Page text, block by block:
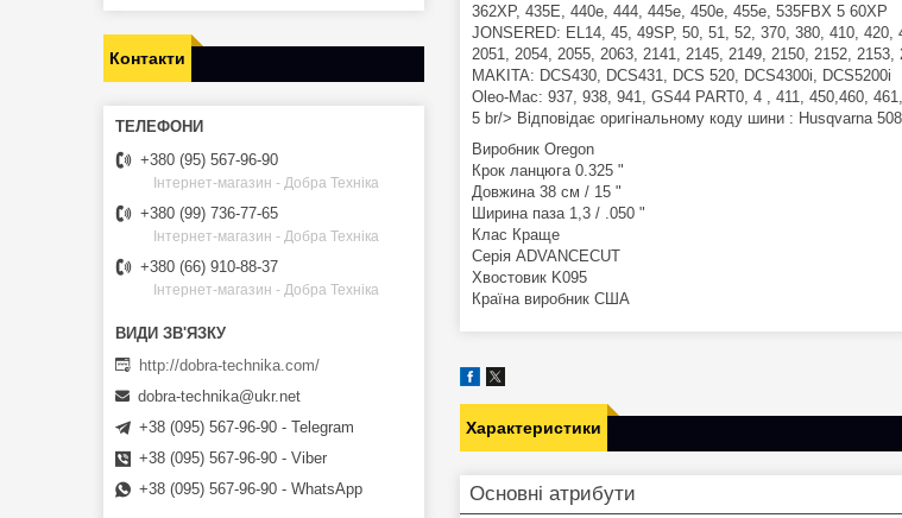
362XP, 435E, 440e, 444, 445e, 450e, 455e, 535FBX 5 60XP
JONSERED: EL14, 45, 49SP, 50, 51, 52, 370, 380, 410,
2051, 2054, 2055, 2063, 2141, 2145, 2149, 2150, 2152,
MAKITA: DCS430, DCS431, DCS 520, DCS4300i, DCS5200i
Oleo-Mac: 937, 938, 941, GS44 PART0, 4 , 411, 450,460,
5 br/> Відповідає оригінальному коду шини : Husqvarna
Виробник Oregon
Крок ланцюга 0.325 "
Довжина 38 см / 15 "
Ширина паза 1,3 / .050 "
Клас Краще
Серія ADVANCECUT
Хвостовик K095
Країна виробник США
Характеристики
Основні атрибути
Контакти
+380 (95) 567-96-90
Інтернет-магазин - Добра Техніка
+380 (99) 736-77-65
Інтернет-магазин - Добра Техніка
+380 (66) 910-88-37
Інтернет-магазин - Добра Техніка
http://dobra-technika.com/
dobra-technika@ukr.net
+38 (095) 567-96-90 - Telegram
+38 (095) 567-96-90 - Viber
+38 (095) 567-96-90 - WhatsApp